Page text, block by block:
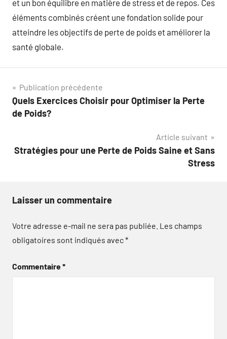
et un bon équilibre en matière de stress et de repos. Ces
éléments combinés créent une fondation solide pour
atteindre les objectifs de perte de poids et améliorer la
santé globale.
Navigation
de
Publication précédente
Quels Exercices Choisir pour Optimiser la Perte
de Poids?
Article suivant
Stratégies pour une Perte de Poids Saine et Sans
Stress
Laisser un commentaire
Votre adresse e-mail ne sera pas publiée. Les champs
obligatoires sont indiqués avec*
Commentaire*